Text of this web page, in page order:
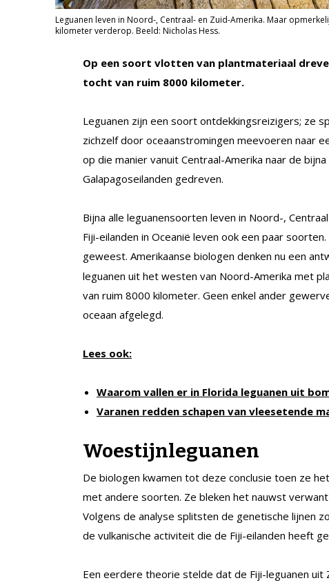
Leguanen leven in Noord-, Centraal- en Zuid-Amerika. Maar
kilometer verderop. Beeld: Nicholas Hess.
Op een soort vlotten van plantmateriaal
tocht van ruim 8000 kilometer.
Leguanen zijn een soort ontdekkingsreizigers; ze
zichzelf door oceaanstromingen meevoeren naar
op die manier vanuit Centraal-Amerika naar de
Galapagoseilanden gedreven.
Bijna alle leguanensoorten leven in Noord-,
Fiji-eilanden in Oceanië leven ook een paar
geweest. Amerikaanse biologen denken nu een
leguanen uit het westen van Noord-Amerika met
van ruim 8000 kilometer. Geen enkel ander
oceaan afgelegd.
Lees ook:
Waarom vallen er in Florida leguanen uit
Varanen redden schapen van vleesetende
Woestijnleguanen
De biologen kwamen tot deze conclusie toen ze
met andere soorten. Ze bleken het nauwst
Volgens de analyse splitsten de genetische lijnen
de vulkanische activiteit die de Fiji-eilanden heeft
Een eerdere theorie stelde dat de Fiji-leguanen uit